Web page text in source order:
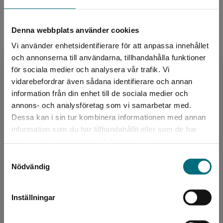
Denna webbplats använder cookies
Vi använder enhetsidentifierare för att anpassa innehållet
och annonserna till användarna, tillhandahålla funktioner
för sociala medier och analysera vår trafik. Vi
vidarebefordrar även sådana identifierare och annan
information från din enhet till de sociala medier och
annons- och analysföretag som vi samarbetar med.
Dessa kan i sin tur kombinera informationen med annan
information som du har tillhandahållit eller som de har
Nödvändig
Inställningar
Begränsad fraktregion
Det verkar som att du besöker
nyponochviljaforlag.se via en enhet utanför
Sverige. För att kunna slutföra ett köp måste
ner på hemsidan.
Upplaga:
Första
Köp- och leveransvillkor
Upphovspersoner
Jessica Schiefauer är född och uppvuxen i